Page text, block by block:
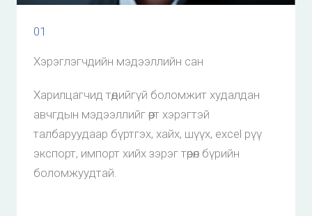
01
Хэрэглэгчдийн мэдээллийн сан
Харилцагчид төдийгүй боломжит худалдан
авчгдын мэдээллийг өөрт хэрэгтэй
талбаруудаар бүртгэх, хайх, шүүх, excel рүү
экспорт, импорт хийх зэрэг төрөл бүрийн
боломжуудтай.